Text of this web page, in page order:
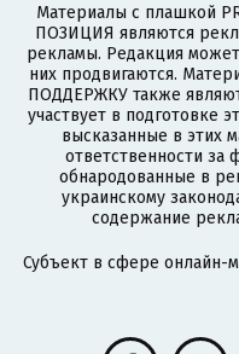
Материалы с плашкой
ПОЗИЦИЯ являются
рекламы. Редакция
них продвигаются.
ПОДДЕРЖКУ также
участвует в подготовке
высказанные в этих
ответственности за
обнародованные в
украинскому
содержание
Субъект в сфере онлайн-